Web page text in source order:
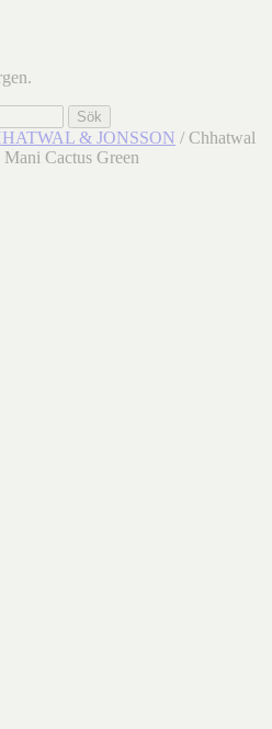
Sök
& JONSSON / Chhatwal
Cactus Green